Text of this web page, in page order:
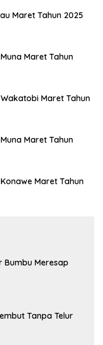
Maret Tahun 2025
Maret Tahun
Maret Tahun
Maret Tahun
Maret Tahun
Bumbu Meresap
Tanpa Telur